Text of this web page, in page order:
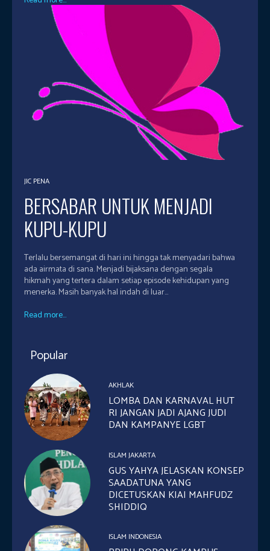
JIC PENA
BERSABAR UNTUK MENJADI
KUPU-KUPU
Terlalu bersemangat di hari ini hingga tak menyadari bahwa
ada airmata di sana. Menjadi bijaksana dengan segala
hikmah yang tertera dalam setiap episode kehidupan yang
menerka. Masih banyak hal indah di luar...
Read more...
Popular
AKHLAK
LOMBA DAN KARNAVAL HUT
RI JANGAN JADI AJANG JUDI
DAN KAMPANYE LGBT
ISLAM JAKARTA
GUS YAHYA JELASKAN KONSEP
SAADATUNA YANG
DICETUSKAN KIAI MAHFUDZ
SHIDDIQ
ISLAM INDONESIA